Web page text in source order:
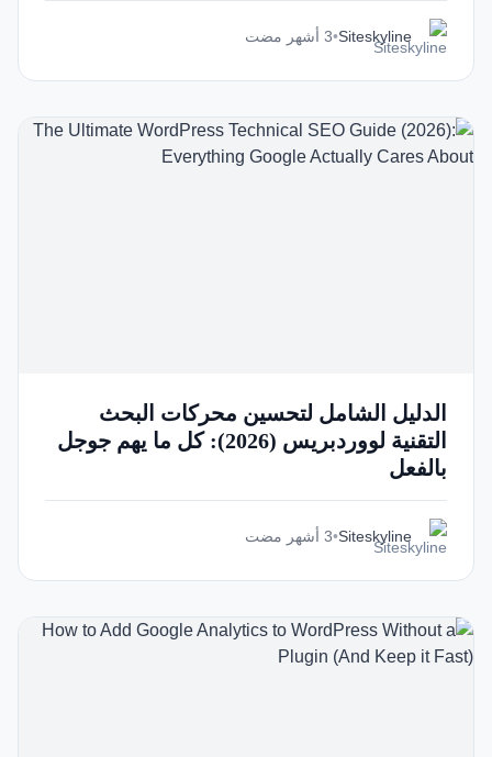
Siteskyline
•3 أشهر مضت
الدليل الشامل لتحسين محركات البحث
التقنية لووردبريس (2026): كل ما يهم جوجل
بالفعل
Siteskyline
•3 أشهر مضت